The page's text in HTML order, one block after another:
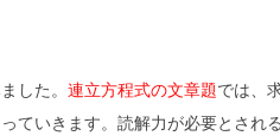
した。 連立方程式の文章題では、
ていきます。読解力が必要とされ